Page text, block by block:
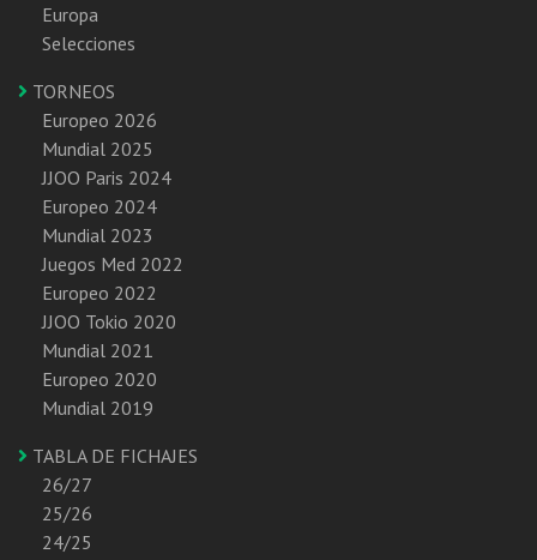
Europa
Selecciones
TORNEOS
Europeo 2026
Mundial 2025
JJOO Paris 2024
Europeo 2024
Mundial 2023
Juegos Med 2022
Europeo 2022
JJOO Tokio 2020
Mundial 2021
Europeo 2020
Mundial 2019
TABLA DE FICHAJES
26/27
25/26
24/25